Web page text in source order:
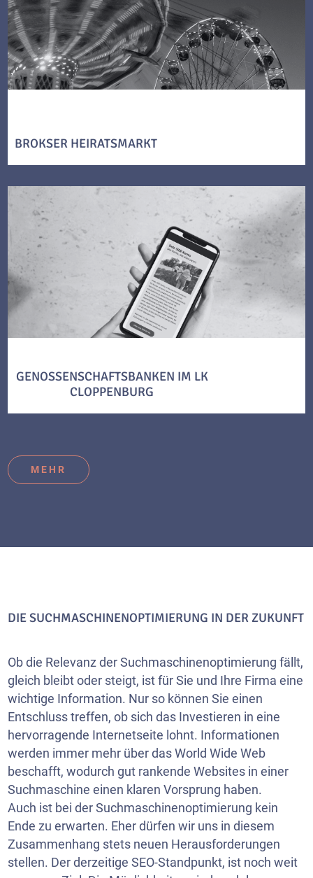
BROKSER HEIRATSMARKT
GENOSSENSCHAFTSBANKEN IM LK
CLOPPENBURG
MEHR
DIE SUCHMASCHINENOPTIMIERUNG IN DER ZUKUNFT
Ob die Relevanz der Suchmaschinenoptimierung fällt,
gleich bleibt oder steigt, ist für Sie und Ihre Firma eine
wichtige Information. Nur so können Sie einen
Entschluss treffen, ob sich das Investieren in eine
hervorragende Internetseite lohnt. Informationen
werden immer mehr über das World Wide Web
beschafft, wodurch gut rankende Websites in einer
Suchmaschine einen klaren Vorsprung haben.
Auch ist bei der Suchmaschinenoptimierung kein
Ende zu erwarten. Eher dürfen wir uns in diesem
Zusammenhang stets neuen Herausforderungen
stellen. Der derzeitige SEO-Standpunkt, ist noch weit